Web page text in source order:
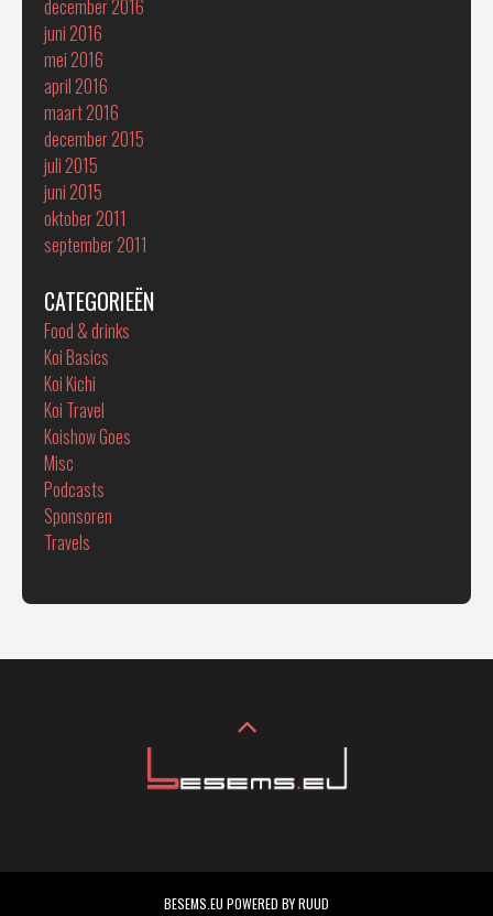
december 2016
juni 2016
mei 2016
april 2016
maart 2016
december 2015
juli 2015
juni 2015
oktober 2011
september 2011
CATEGORIEËN
Food & drinks
Koi Basics
Koi Kichi
Koi Travel
Koishow Goes
Misc
Podcasts
Sponsoren
Travels
BESEMS.EU POWERED BY RUUD